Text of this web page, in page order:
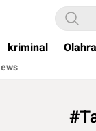
Terpercaya )
kriminal